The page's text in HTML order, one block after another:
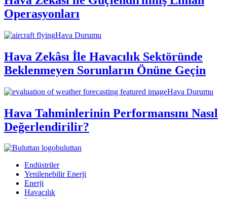
Operasyonları
Hava Durumu
Hava Zekâsı İle Havacılık Sektöründe
Beklenmeyen Sorunların Önüne Geçin
Hava Durumu
Hava Tahminlerinin Performansını Nasıl
Değerlendirilir?
buluttan
Endüstriler
Yenilenebilir Enerji
Enerji
Havacılık